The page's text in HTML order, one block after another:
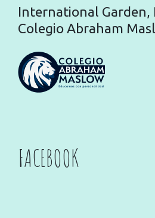
International Garden,
Colegio Abraham
FACEBOOK